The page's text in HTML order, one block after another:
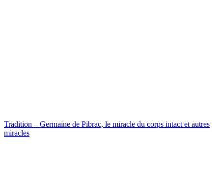
Tradition – Germaine de Pibrac, le miracle du corps intact et autres
miracles